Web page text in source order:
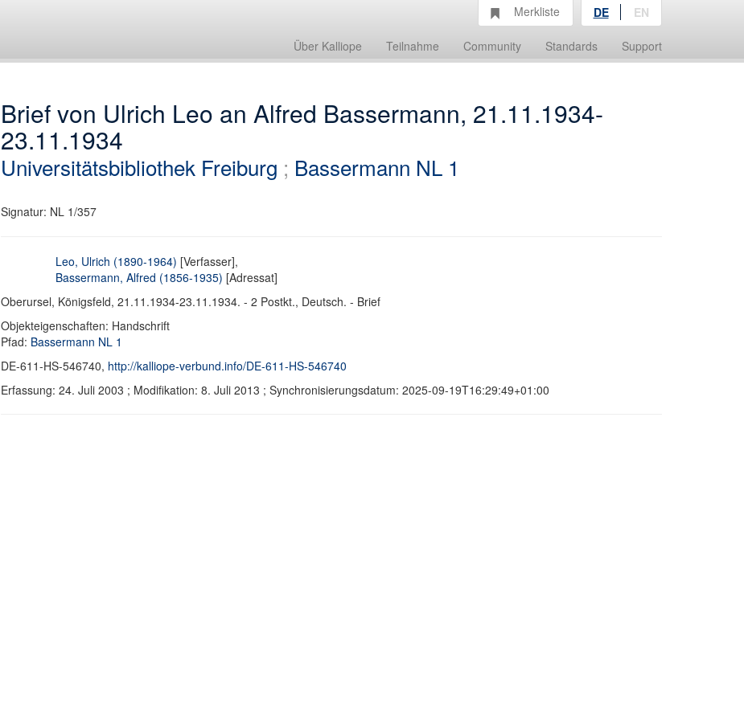
Über Kalliope Teilnahme Community Standards Support
Merkliste DE EN
Brief von Ulrich Leo an Alfred Bassermann, 21.11.1934-
23.11.1934
Universitätsbibliothek Freiburg ; Bassermann NL 1
Signatur: NL 1/357
Leo, Ulrich (1890-1964) [Verfasser],
Bassermann, Alfred (1856-1935) [Adressat]
Oberursel, Königsfeld, 21.11.1934-23.11.1934. - 2 Postkt., Deutsch. - Brief
Objekteigenschaften: Handschrift
Pfad: Bassermann NL 1
DE-611-HS-546740, http://kalliope-verbund.info/DE-611-HS-546740
Erfassung: 24. Juli 2003 ; Modifikation: 8. Juli 2013 ; Synchronisierungsdatum: 2025-09-19T16:29:49+01:00